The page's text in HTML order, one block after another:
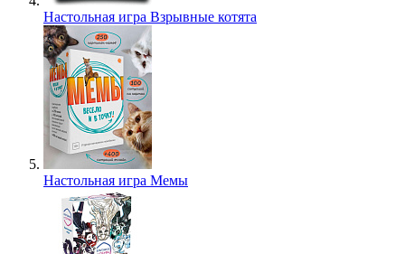
Настольная игра Взрывные котята
Настольная игра Мемы